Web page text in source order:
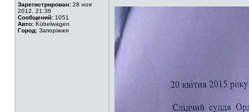
Зарегистрирован: 28 ноя
2012, 21:36
Сообщений: 1051
Авто: Kübelwagen
Город: Запоріжжя